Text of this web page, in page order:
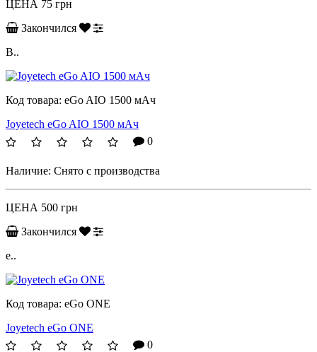
ЦЕНА 75 грн
Закончился
B..
Код товара: eGo AIO 1500 мАч
Joyetech eGo AIO 1500 мАч
0
Наличие: Снято с производства
ЦЕНА 500 грн
Закончился
e..
Код товара: eGo ONE
Joyetech eGo ONE
0